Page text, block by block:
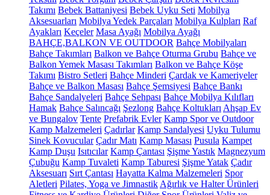
Takımı Bebek Battaniyesi Bebek Uyku Seti Mobilya
Aksesuarları Mobilya Yedek Parçaları Mobilya Kulpları Raf
Ayakları Keçeler Masa Ayağı Mobilya Ayağı
BAHÇE,BALKON VE OUTDOOR Bahçe Mobilyaları
Bahçe Takımları Balkon ve Bahçe Oturma Grubu Bahçe ve
Balkon Yemek Masası Takımları Balkon ve Bahçe Köşe
Takımı Bistro Setleri Bahçe Minderi Çardak ve Kameriyeler
Bahçe ve Balkon Masası Bahçe Şemsiyesi Bahçe Bankı
Bahçe Sandalyeleri Bahçe Sehpası Bahçe Mobilya Kılıfları
Hamak Bahçe Salıncağı Şezlong Bahçe Koltukları Ahşap Ev
ve Bungalov Tente Prefabrik Evler Kamp Spor ve Outdoor
Kamp Malzemeleri Çadırlar Kamp Sandalyesi Uyku Tulumu
Sinek Kovucular Çadır Matı Kamp Masası Pusula Kampet
Kamp Duşu Isıtıcılar Kamp Çantası Şişme Yastık Magnezyum
Çubuğu Kamp Tuvaleti Kamp Taburesi Şişme Yatak Çadır
Aksesuarı Sırt Çantası Hayatta Kalma Malzemeleri Spor
Aletleri Pilates, Yoga ve Jimnastik Ağırlık ve Halter Ürünleri